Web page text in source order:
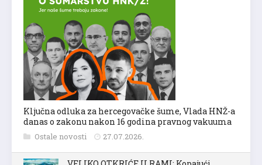
Ključna odluka za hercegovačke šume, Vlada HNŽ-a
danas o zakonu nakon 16 godina pravnog vakuuma
Ostale novosti 27.07.2026.